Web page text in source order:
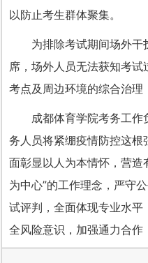
以防止考生群体聚集。
为排除考试期间场外
席，场外人员无法获知考
考点及周边环境的综合治理
成都体育学院考务工
务人员将紧绷疫情防控这
面彰显以人为本情怀，营造
为中心”的工作理念，严守
试评判，全面体现专业水
全风险意识，加强通力合作